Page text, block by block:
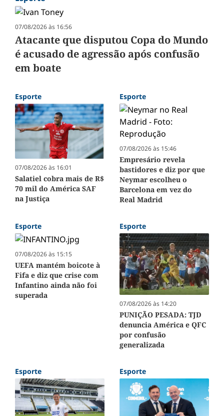
07/08/2026 às 16:56
Atacante que disputou Copa do Mundo
é acusado de agressão após confusão
em boate
Esporte
07/08/2026 às 16:01
Salatiel cobra mais de R$
70 mil do América SAF
na Justiça
Esporte
07/08/2026 às 15:46
Empresário revela
bastidores e diz por que
Neymar escolheu o
Barcelona em vez do
Real Madrid
Esporte
07/08/2026 às 15:15
UEFA mantém boicote à
Fifa e diz que crise com
Infantino ainda não foi
superada
Esporte
07/08/2026 às 14:20
PUNIÇÃO PESADA: TJD
denuncia América e QFC
por confusão
generalizada
Esporte Esporte